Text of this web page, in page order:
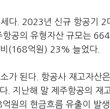
다. 2023년 신규 항공기 2
공의 유형자산 규모는
(168억원) 23% 늘었다.
가 된다. 항공사 재고자산
. 지난해 말 제주항공의
의 현금흐름 유출이 발